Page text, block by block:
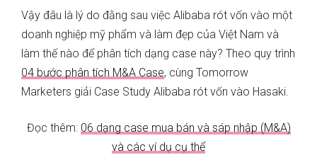
Vậy đâu là lý do đằng sau việc Alibaba rót vốn vào một
doanh nghiệp mỹ phẩm và làm đẹp của Việt Nam và
làm thế nào để phân tích dạng case này? Theo quy trình
04 bước phân tích M&A Case, cùng Tomorrow
Marketers giải Case Study Alibaba rót vốn vào Hasaki.
Đọc thêm: 06 dạng case mua bán và sáp nhập (M&A)
và các ví dụ cụ thể